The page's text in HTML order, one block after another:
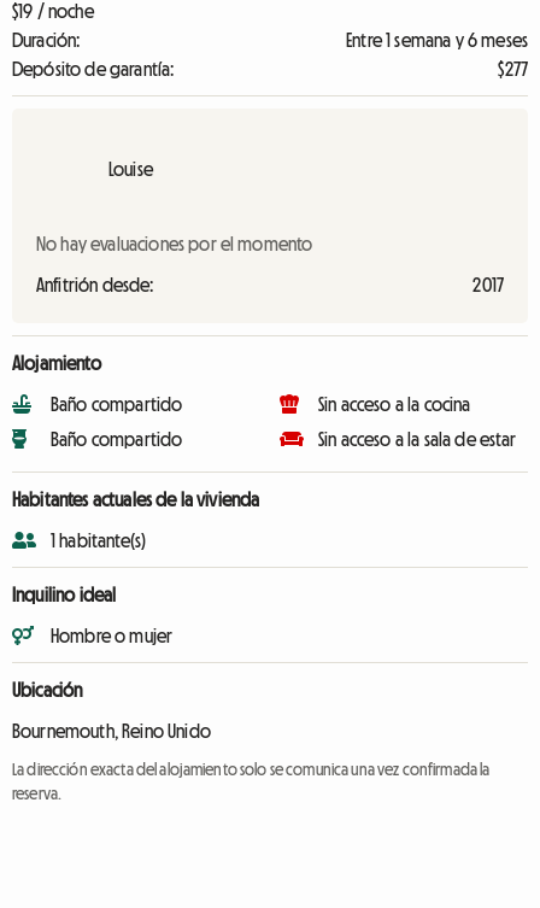
$19 / noche
Duración:
Entre 1 semana y 6 meses
Depósito de garantía:
$277
Louise
No hay evaluaciones por el momento
Anfitrión desde: 2017
Alojamiento
Baño compartido
Baño compartido
Sin acceso a la cocina
Sin acceso a la sala de estar
Habitantes actuales de la vivienda
1 habitante(s)
Inquilino ideal
Hombre o mujer
Ubicación
Bournemouth, Reino Unido
La dirección exacta del alojamiento solo se comunica una vez confirmada la
reserva.